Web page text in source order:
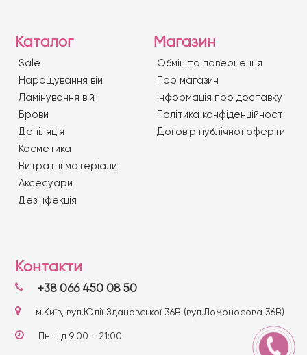
Каталог
Sale
Нарощування вій
Ламінування вій
Брови
Депіляція
Косметика
Витратні матеріали
Аксесуари
Дезінфекція
Магазин
Обмін та повернення
Про магазин
Iнформація про доставку
Політика конфіденційності
Договір публічної оферти
Контакти
+38 066 450 08 50
м.Київ, вул.Юлії Здановської 36В (вул.Ломоносова 36В)
Пн-Нд 9:00 - 21:00